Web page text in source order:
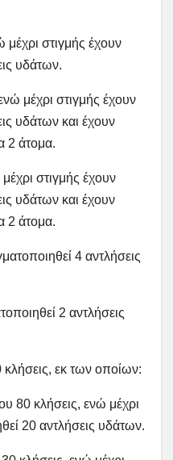
μέχρι στιγμής έχουν
υδάτων.
μέχρι στιγμής έχουν
υδάτων και έχουν
2 άτομα.
στιγμής έχουν
υδάτων και έχουν
2 άτομα.
4 αντλήσεις
2 αντλήσεις
κλήσεις, εκ των οποίων:
80 κλήσεις, ενώ μέχρι
20 αντλήσεις υδάτων.